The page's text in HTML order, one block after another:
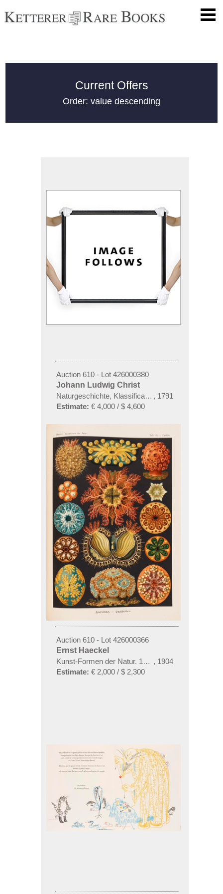
Current Offers
Order: value descending
Auction 610 - Lot 426000380
Johann Ludwig Christ
Naturgeschichte, Klassification und Nomenclatur
, 1791
Estimate: € 4,000 / $ 4,600
Auction 610 - Lot 426000366
Ernst Haeckel
Kunst-Formen der Natur. 10 Hefte und Supplement
, 1904
Estimate: € 2,000 / $ 2,300